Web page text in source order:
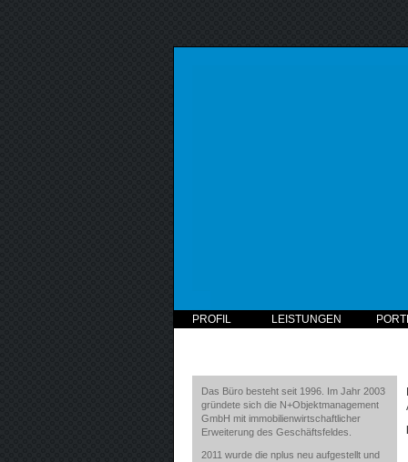
PROFIL LEISTUNGEN
Das Büro besteht seit 1996. Im Jahr 2003
gründete sich die N+Objektmanagement
GmbH mit immobilienwirtschaftlicher
Erweiterung des Geschäftsfeldes.
2011 wurde die nplus neu aufgestellt und